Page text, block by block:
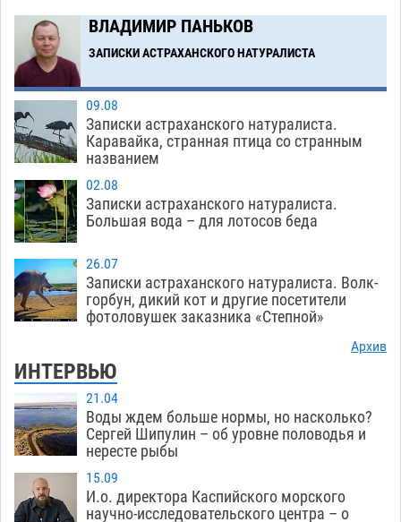
ВЛАДИМИР ПАНЬКОВ
ЗАПИСКИ АСТРАХАНСКОГО НАТУРАЛИСТА
09.08
Записки астраханского натуралиста.
Каравайка, странная птица со странным
названием
02.08
Записки астраханского натуралиста.
Большая вода – для лотосов беда
26.07
Записки астраханского натуралиста. Волк-
горбун, дикий кот и другие посетители
фотоловушек заказника «Степной»
Архив
ИНТЕРВЬЮ
21.04
Воды ждем больше нормы, но насколько?
Сергей Шипулин – об уровне половодья и
нересте рыбы
15.09
И.о. директора Каспийского морского
научно-исследовательского центра – о